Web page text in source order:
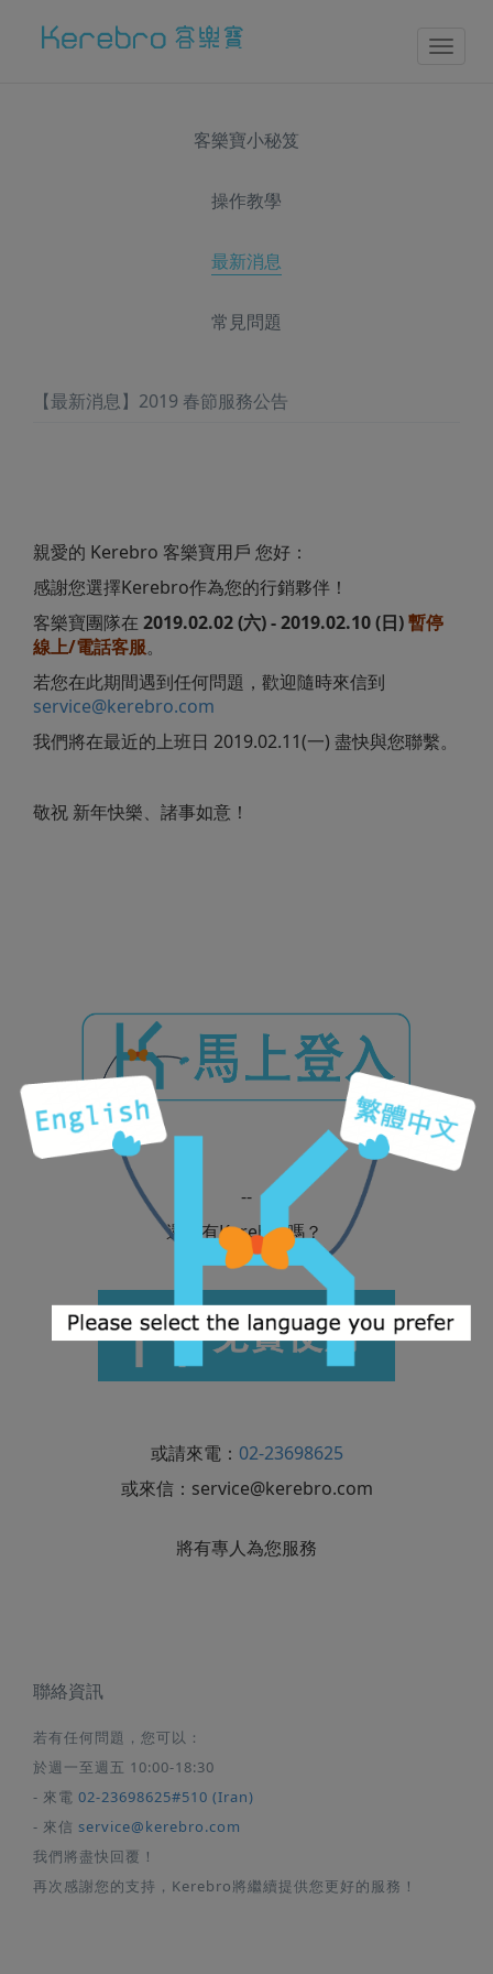
客樂寶小秘笈
操作教學
最新消息
常見問題
【最新消息】2019 春節服務公告
親愛的 Kerebro 客樂寶用戶 您好：
感謝您選擇Kerebro作為您的行銷夥伴！
客樂寶團隊在 2019.02.02 (六) - 2019.02.10 (日)暫停
線上/電話客服。
若您在此期間遇到任何問題，歡迎隨時來信到
service@kerebro.com
我們將在最近的上班日 2019.02.11(一) 盡快與您聯繫。
敬祝 新年快樂、諸事如意！
--
還沒有Kerebro嗎？
或請來電： 02-23698625
或來信： service@kerebro.com
將有專人為您服務
聯絡資訊
若有任何問題，您可以：
於週一至週五 10:00-18:30
- 來電 02-23698625#510 (Iran)
- 來信 service@kerebro.com
我們將盡快回覆！
再次感謝您的支持，Kerebro將繼續提供您更好的服務！